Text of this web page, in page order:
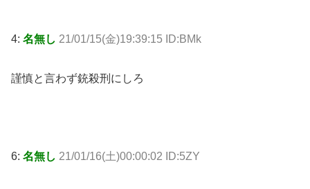
4: 名無し 21/01/15(金)19:39:15 ID:BMk
謹慎と言わず銃殺刑にしろ
6: 名無し 21/01/16(土)00:00:02 ID:5ZY